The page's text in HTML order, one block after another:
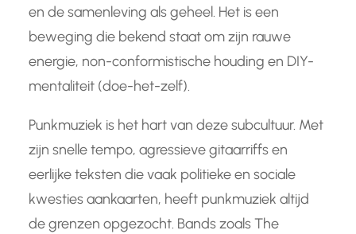
en de samenleving als geheel. Het is een
beweging die bekend staat om zijn rauwe
energie, non-conformistische houding en DIY-
mentaliteit (doe-het-zelf).
Punkmuziek is het hart van deze subcultuur. Met
zijn snelle tempo, agressieve gitaarriffs en
eerlijke teksten die vaak politieke en sociale
kwesties aankaarten, heeft punkmuziek altijd
de grenzen opgezocht. Bands zoals The